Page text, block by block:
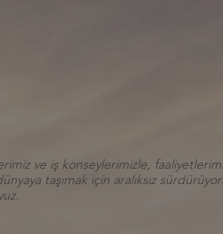
ve iş konseylerimizle,
taşımak için aralıksız